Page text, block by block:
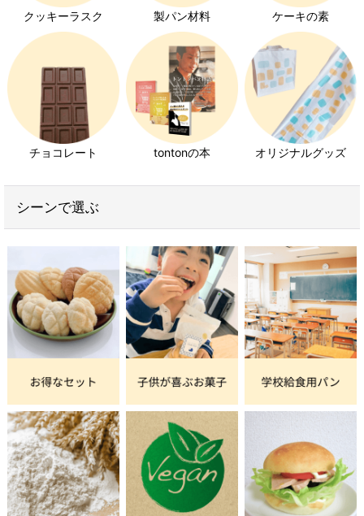
発芽玄米パン特集
クッキーラスク 製パン材料 ケーキの素
チョコレート tontonの本 オリジナルグッズ
シーンで選ぶ